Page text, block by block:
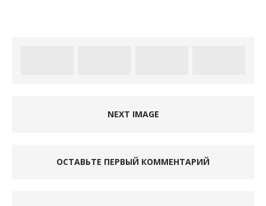
NEXT IMAGE
ОСТАВЬТЕ ПЕРВЫЙ КОММЕНТАРИЙ